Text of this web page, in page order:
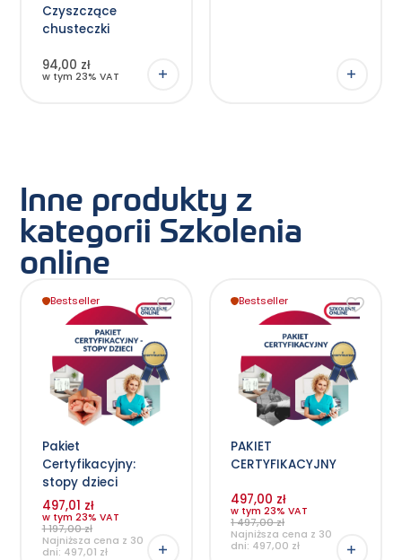
Czyszczące
chusteczki
94,00 zł
w tym 23% VAT
Inne produkty z
kategorii Szkolenia
online
Pakiet
Certyfikacyjny:
stopy dzieci
497,01 zł
w tym 23% VAT
1 197,00 zł
Najniższa cena z 30
dni: 497,01 zł
Bestseller
PAKIET
CERTYFIKACYJNY
497,00 zł
w tym 23% VAT
1 497,00 zł
Najniższa cena z 30
dni: 497,00 zł
Bestseller